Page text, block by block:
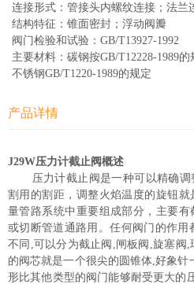
连接形式：管接头内螺纹连接；法兰
结构特征：锥面密封；浮动阀瓣
阀门检验和试验：GB/T13927-1992
主要材料：碳钢按GB/T12228-1989的
不锈钢GB/T1220-1989的规定
产品详情
J29W压力计截止阀概述
压力计截止阀是一种可以精确调
割用的割距，调整火焰温度的旋钮
量管路系统中重要组成部分，主要
或切断管道通路用。任何阀门的作
不同,可以分为截止阀,闸板阀,旋塞阀
的阀芯就是一个很尖的圆锥体,好象
形比其他类型的阀门能够耐受更大的